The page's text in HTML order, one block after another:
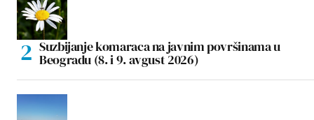
Suzbijanje komaraca na javnim površinama u
Beogradu (8. i 9. avgust 2026)